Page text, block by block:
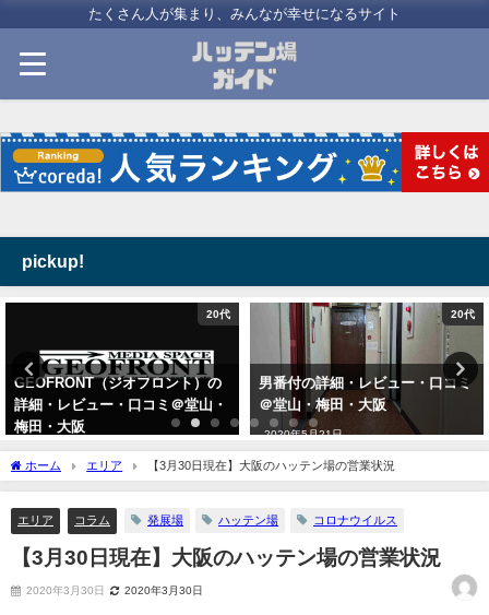
たくさん人が集まり、みんなが幸せになるサイト
pickup!
20代
GEOFRONT（ジオフロント）の
詳細・レビュー・口コミ＠堂山・
梅田・大阪
20代
男番付の詳細・レビュー・口コミ
＠堂山・梅田・大阪
2020年5月21日
ホーム エリア 【3月30日現在】大阪のハッテン場の営業状況
エリア コラム 発展場 ハッテン場 コロナウイルス
【3月30日現在】大阪のハッテン場の営業状況
2020年3月30日 2020年3月30日